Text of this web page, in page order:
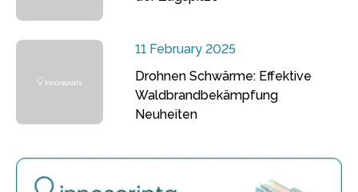
11 February 2025
Drohnen Schwärme: Effektive
Waldbrandbekämpfung
Neuheiten